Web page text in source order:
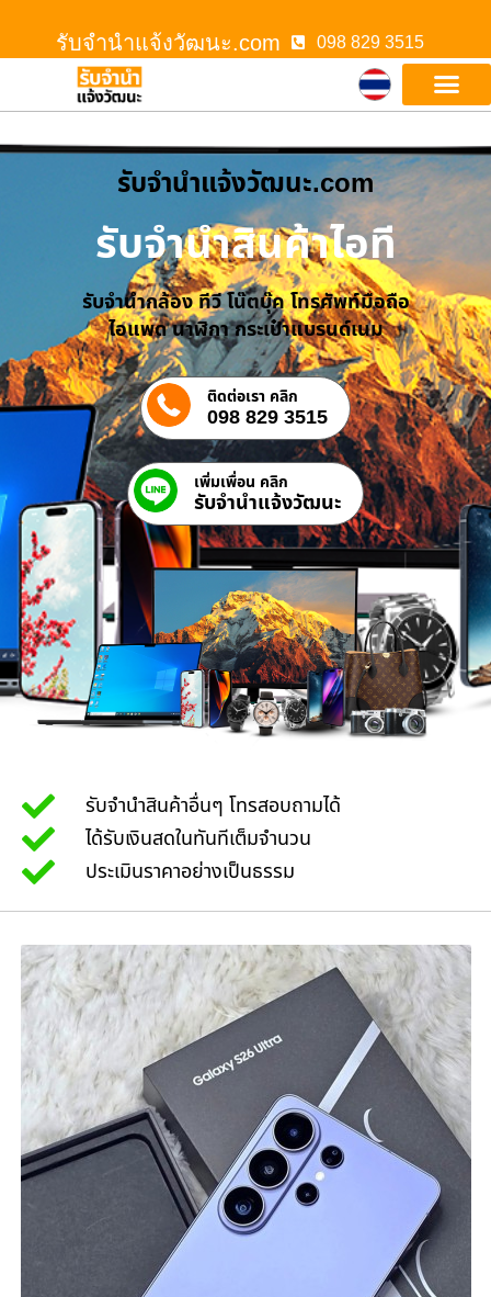
รับจํานําแจ้งวัฒนะ.com 098 829 3515
รับจํานําแจ้งวัฒนะ.com
รับจำนำสินค้าไอที
รับจำนำกล้อง ทีวี โน๊ตบุ๊ค โทรศัพท์มือถือ
ไอแพด นาฬิกา กระเป๋าแบรนด์เนม
ติดต่อเรา คลิก
098 829 3515
เพิ่มเพื่อน คลิก
รับจํานําแจ้งวัฒนะ
รับจำนำสินค้าอื่นๆ โทรสอบถามได้
ได้รับเงินสดในทันทีเต็มจำนวน
ประเมินราคาอย่างเป็นธรรม